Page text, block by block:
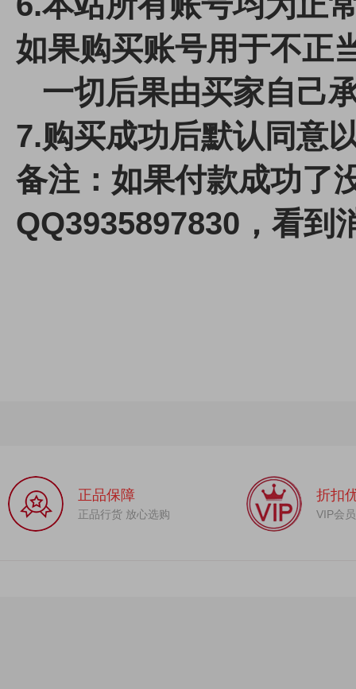
如果购买账号用于不正
一切后果由买家自己
7.购买成功后默认同意
备注：如果付款成功了
QQ3935897830，看到
正品保障
正品行货 放心选购
折扣
VIP会